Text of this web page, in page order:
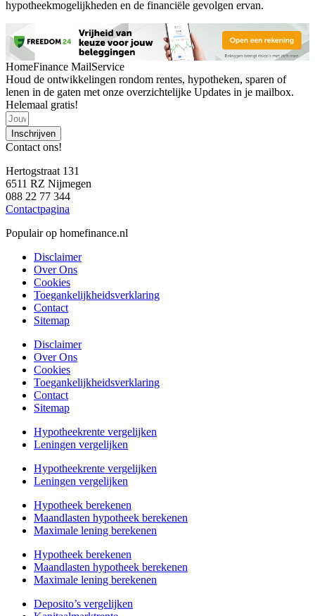
hypotheekmogelijkheden en de financiële gevolgen ervan.
HomeFinance MailService
Houd de ontwikkelingen rondom rentes, hypotheken, sparen of
lenen in de gaten met onze overzichtelijke Updates in je mailbox.
Helemaal gratis!
Inschrijven
Contact ons!
Hertogstraat 131
6511 RZ Nijmegen
088 22 77 344
Contactpagina
Populair op homefinance.nl
Disclaimer
Over Ons
Cookies
Toegankelijkheidsverklaring
Contact
Sitemap
Disclaimer
Over Ons
Cookies
Toegankelijkheidsverklaring
Contact
Sitemap
Hypotheekrente vergelijken
Leningen vergelijken
Hypotheekrente vergelijken
Leningen vergelijken
Hypotheek berekenen
Maandlasten hypotheek berekenen
Maximale lening berekenen
Hypotheek berekenen
Maandlasten hypotheek berekenen
Maximale lening berekenen
Deposito’s vergelijken